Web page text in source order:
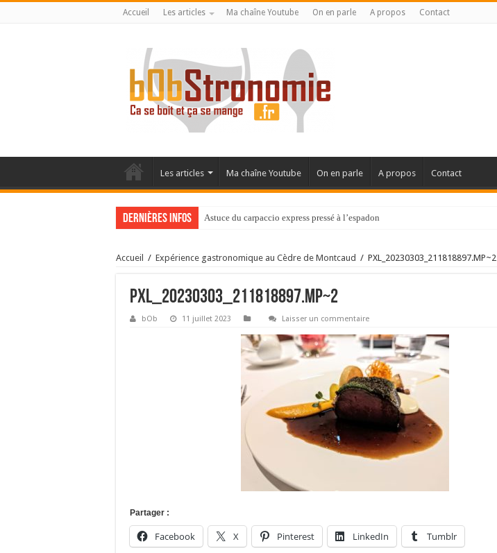
Accueil Les articles Ma chaîne Youtube On en parle A propos Contact
Les articles Ma chaîne Youtube On en parle A propos Contact
Dernières infos Astuce du carpaccio express pressé à l’espadon
Accueil / Expérience gastronomique au Cèdre de Montcaud / PXL_20230303_211818897.MP~2
PXL_20230303_211818897.MP~2
bOb 11 juillet 2023 Laisser un commentaire
Partager :
Facebook X Pinterest LinkedIn Tumblr